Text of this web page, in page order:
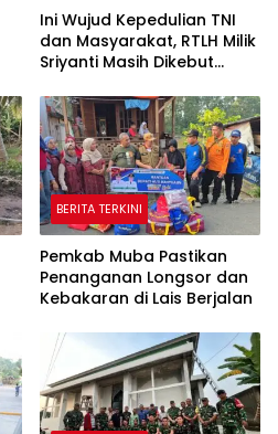
Ini Wujud Kepedulian TNI
dan Masyarakat, RTLH Milik
Sriyanti Masih Dikebut
BERITA TERKINI
Pemkab Muba Pastikan
Penanganan Longsor dan
Kebakaran di Lais Berjalan